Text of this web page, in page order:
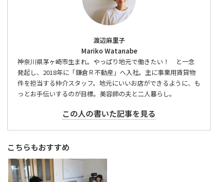
渡辺麻里子
Mariko Watanabe
神奈川県茅ヶ崎市生まれ。やっぱり地元で働きたい！ と一念
発起し、2018年に「鎌倉Ｒ不動産」へ入社。主に事業用賃貸物
件を担当する仲介スタッフ。地元にいいお店ができるように、も
っとお手伝いするのが目標。美容師の夫と二人暮らし。
この人の書いた記事を見る
こちらもおすすめ